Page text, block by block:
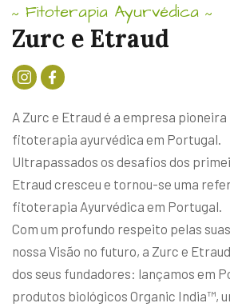
~ Fitoterapia Ayurvédica ~
Zurc e Etraud
A Zurc e Etraud é a empresa
fitoterapia ayurvédica em Portugal.
Ultrapassados os desafios dos
Etraud cresceu e tornou-se uma
fitoterapia Ayurvédica em Portugal.
Com um profundo respeito pelas
nossa Visão no futuro, a Zurc e
dos seus fundadores: lançamos em
produtos biológicos Organic India™,